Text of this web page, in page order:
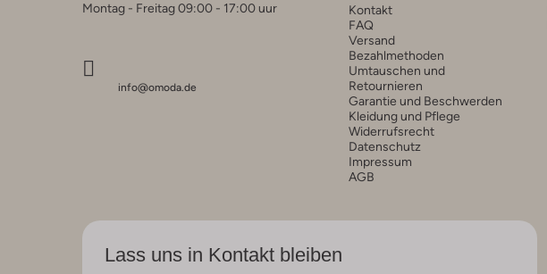
Montag - Freitag 09:00 - 17:00 uur
info@omoda.de
Kontakt
FAQ
Versand
Bezahlmethoden
Umtauschen und
Retournieren
Garantie und Beschwerden
Kleidung und Pflege
Widerrufsrecht
Datenschutz
Impressum
AGB
Lass uns in Kontakt bleiben